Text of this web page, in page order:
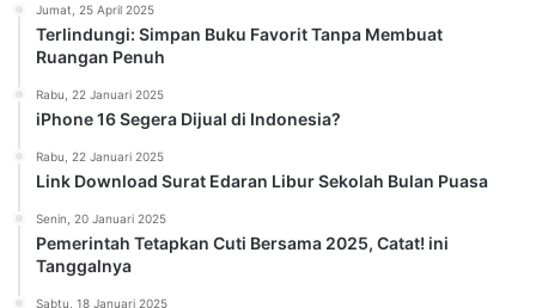
Jumat, 25 April 2025
Terlindungi: Simpan Buku Favorit Tanpa Membuat
Ruangan Penuh
Rabu, 22 Januari 2025
iPhone 16 Segera Dijual di Indonesia?
Rabu, 22 Januari 2025
Link Download Surat Edaran Libur Sekolah Bulan Puasa
Senin, 20 Januari 2025
Pemerintah Tetapkan Cuti Bersama 2025, Catat! ini
Tanggalnya
Sabtu, 18 Januari 2025